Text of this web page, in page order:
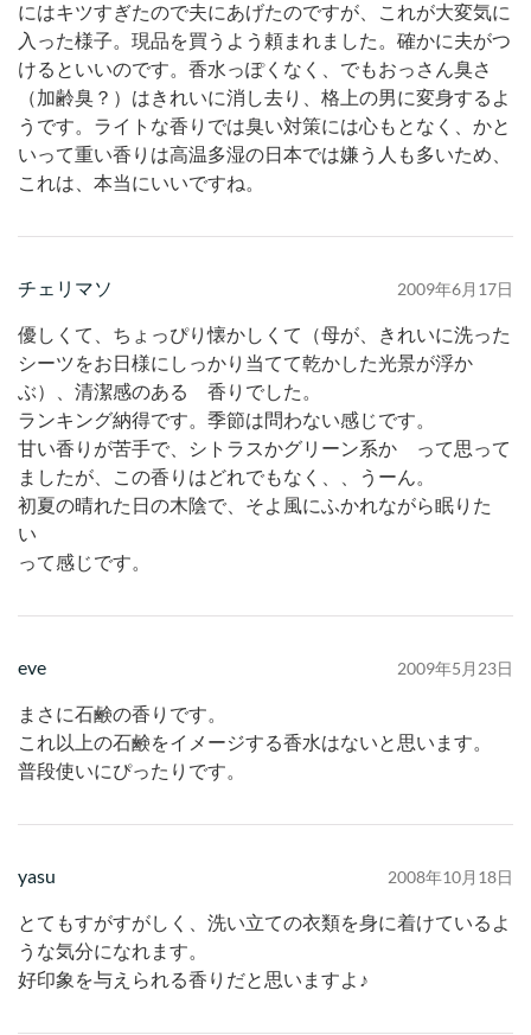
にはキツすぎたので夫にあげたのですが、これが大変気に
入った様子。現品を買うよう頼まれました。確かに夫がつ
けるといいのです。香水っぽくなく、でもおっさん臭さ
（加齢臭？）はきれいに消し去り、格上の男に変身するよ
うです。ライトな香りでは臭い対策には心もとなく、かと
いって重い香りは高温多湿の日本では嫌う人も多いため、
これは、本当にいいですね。
チェリマソ 2009年6月17日
優しくて、ちょっぴり懐かしくて（母が、きれいに洗った
シーツをお日様にしっかり当てて乾かした光景が浮か
ぶ）、清潔感のある 香りでした。
ランキング納得です。季節は問わない感じです。
甘い香りが苦手で、シトラスかグリーン系か って思って
ましたが、この香りはどれでもなく、、うーん。
初夏の晴れた日の木陰で、そよ風にふかれながら眠りた
い
って感じです。
eve 2009年5月23日
まさに石鹸の香りです。
これ以上の石鹸をイメージする香水はないと思います。
普段使いにぴったりです。
yasu 2008年10月18日
とてもすがすがしく、洗い立ての衣類を身に着けているよ
うな気分になれます。
好印象を与えられる香りだと思いますよ♪